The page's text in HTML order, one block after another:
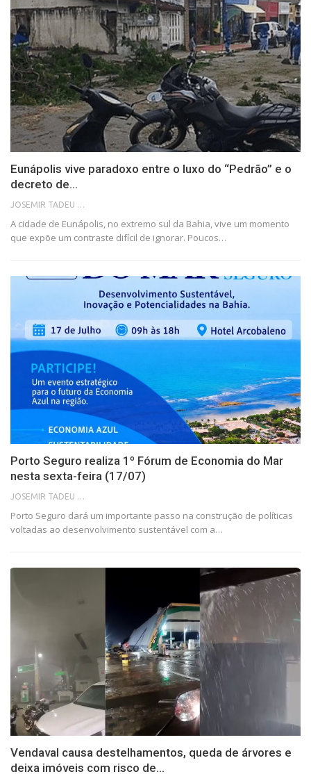
Eunápolis vive paradoxo entre o luxo do “Pedrão” e o
decreto de…
A cidade de Eunápolis, no extremo sul da Bahia, vive um momento
que expõe um contraste difícil de ignorar. Poucos…
Porto Seguro realiza 1º Fórum de Economia do Mar
nesta sexta-feira (17/07)
JOSEMIR TADEU FONSECA
Porto Seguro dará um importante passo na construção de políticas
voltadas ao desenvolvimento sustentável com a…
Vendaval causa destelhamentos, queda de árvores e
deixa imóveis com risco de…